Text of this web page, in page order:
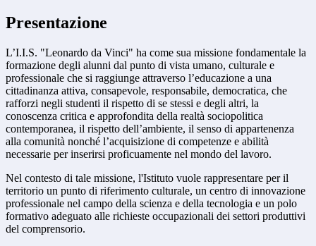
Presentazione
L’I.I.S. "Leonardo da Vinci" ha come sua missione fondamentale la
formazione degli alunni dal punto di vista umano, culturale e
professionale che si raggiunge attraverso l’educazione a una
cittadinanza attiva, consapevole, responsabile, democratica, che
rafforzi negli studenti il rispetto di se stessi e degli altri, la
conoscenza critica e approfondita della realtà sociopolitica
contemporanea, il rispetto dell’ambiente, il senso di appartenenza
alla comunità nonché l’acquisizione di competenze e abilità
necessarie per inserirsi proficuamente nel mondo del lavoro.
Nel contesto di tale missione, l'Istituto vuole rappresentare per il
territorio un punto di riferimento culturale, un centro di innovazione
professionale nel campo della scienza e della tecnologia e un polo
formativo adeguato alle richieste occupazionali dei settori produttivi
del comprensorio.